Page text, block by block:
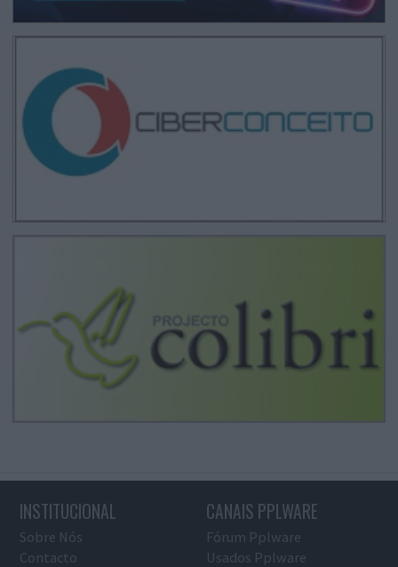
INSTITUCIONAL
Sobre Nós
Contacto
CANAIS PPLWARE
Fórum Pplware
Usados Pplware